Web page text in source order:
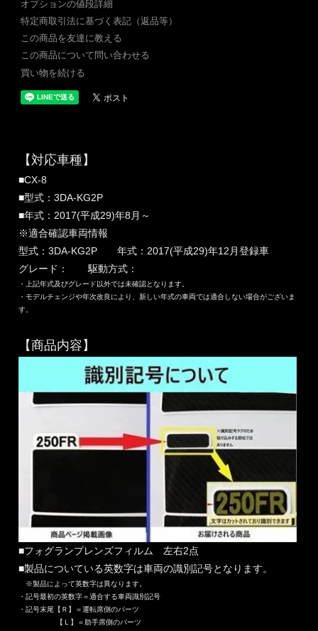
オプションの値段詳細
特定商取引法に基づく表記（返品等）
この商品を友達に教える
この商品について問い合わせる
買い物を続ける
【対応車種】
■CX-8
■型式：3DA-KG2P
■年式：2017(平成29)年8月～
※適合確認車両情報
型式：3DA-KG2P 年式：2017(平成29)年12月登録車
グレード： 駆動方式：
・上記年式及びグレード以外では未確認となります。
・モデルチェンジや年次改良により、新しい年式の車両では適合しない場合がございま
す。
【商品内容】
■フォグランプレンズフィルム 左右2点
■製品についている英数字は車両の識別記号となります。
※製品によって英数字は異なります。
・記号最初の英数字＝適合する車両識別記号
・記号末尾【Ｒ】＝運転席側のパーツ
【Ｌ】＝助手席側のパーツ